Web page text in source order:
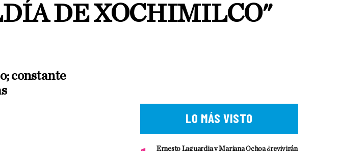
DE XOCHIMILCO"
constante
LO MÁS VISTO
Ernesto Laguardia y Mariana Ochoa ¿revivirán